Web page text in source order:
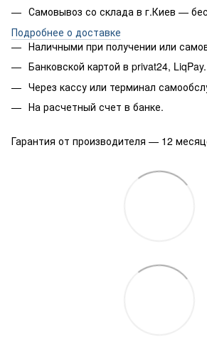
Самовывоз со склада в г.Киев —
Подробнее о доставке
Наличными при получении или
Банковской картой в privat24, LiqPay.
Через кассу или терминал
На расчетный счет в банке.
Гарантия от производителя — 12